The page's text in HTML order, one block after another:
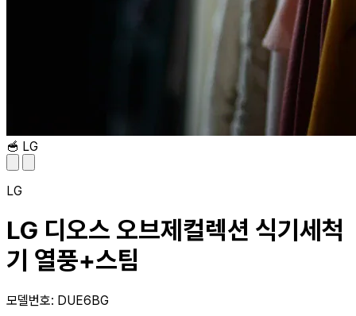
🥣 LG
LG
LG 디오스 오브제컬렉션 식기세척
기 열풍+스팀
모델번호: DUE6BG